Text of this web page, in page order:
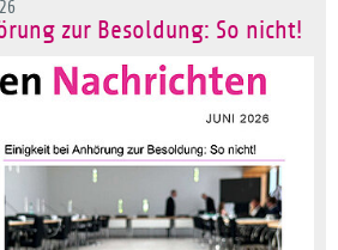
zur Besoldung: So nicht!